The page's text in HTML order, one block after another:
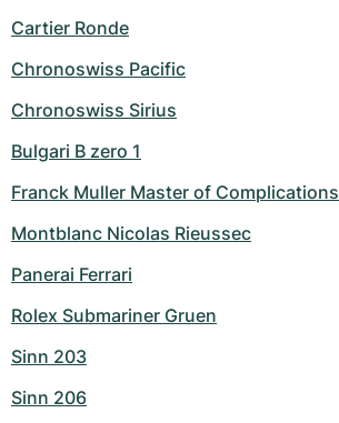
Cartier Ronde
Chronoswiss Pacific
Chronoswiss Sirius
Bulgari B zero 1
Franck Muller Master of Complications
Montblanc Nicolas Rieussec
Panerai Ferrari
Rolex Submariner Gruen
Sinn 203
Sinn 206